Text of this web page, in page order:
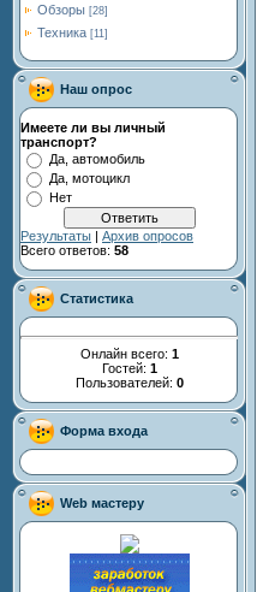
Обзоры [28]
Техника [11]
Наш опрос
Имеете ли вы личный
транспорт?
Да, автомобиль
Да, мотоцикл
Нет
Результаты | Архив опросов
Всего ответов: 58
Статистика
Онлайн всего: 1
Гостей: 1
Пользователей: 0
Форма входа
Web мастеру